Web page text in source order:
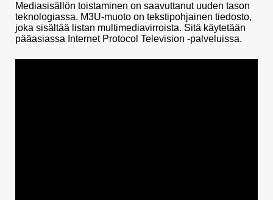
Mediasisällön toistaminen on saavuttanut uuden tason
teknologiassa. M3U-muoto on tekstipohjainen tiedosto,
joka sisältää listan multimediavirroista. Sitä käytetään
pääasiassa Internet Protocol Television -palveluissa.